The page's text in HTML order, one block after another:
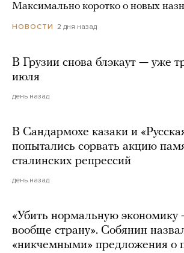
Максимально коротко о новых
НОВОСТИ 2 дня назад
В Грузии снова блэкаут — уже
июля
день назад
В Сандармохе казаки и
попытались сорвать акцию
сталинских репрессий
день назад
«Убить нормальную экономику
вообще страну». Собянин
«никчемными» предложения о